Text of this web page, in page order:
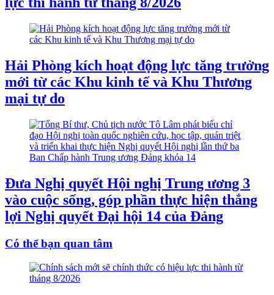
Hải Phòng kích hoạt động lực tăng trưởng
mới từ các Khu kinh tế và Khu Thương
mại tự do
Đưa Nghị quyết Hội nghị Trung ương 3
vào cuộc sống, góp phần thực hiện thắng
lợi Nghị quyết Đại hội 14 của Đảng
Có thể bạn quan tâm